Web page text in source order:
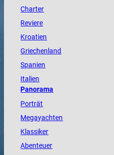
Charter
Reviere
Kroatien
Griechenland
Spanien
Italien
Panorama
Porträt
Megayachten
Klassiker
Abenteuer